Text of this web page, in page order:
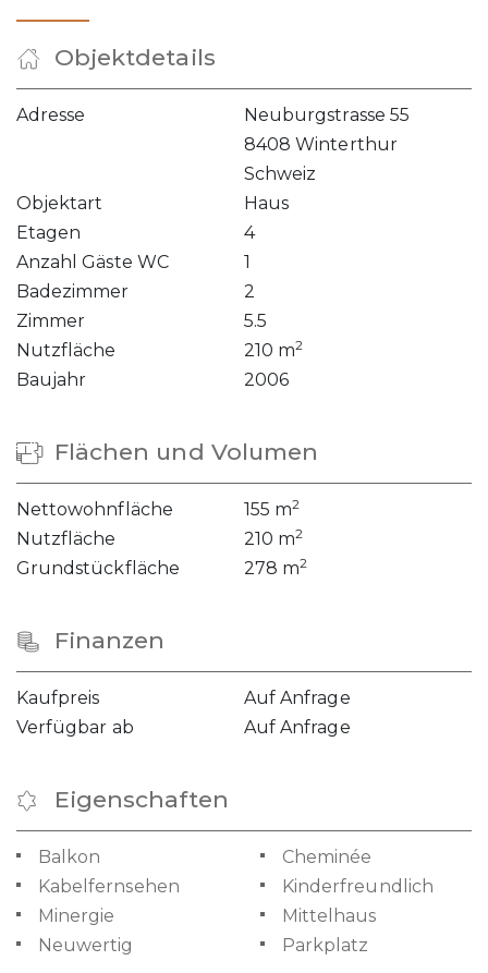
Objektdetails
Adresse
Neuburgstrasse 55
8408 Winterthur
Schweiz
Objektart
Haus
Etagen
4
Anzahl Gäste WC
1
Badezimmer
2
Zimmer
5.5
Nutzfläche
210 m2
Baujahr 2006
Flächen und Volumen
Nettowohnfläche 155 m2
Nutzfläche 210 m2
Grundstückfläche 278 m2
Finanzen
Kaufpreis
Auf Anfrage
Verfügbar ab
Auf Anfrage
Eigenschaften
Balkon
Cheminée
Kabelfernsehen
Kinderfreundlich
Minergie
Mittelhaus
Neuwertig
Parkplatz